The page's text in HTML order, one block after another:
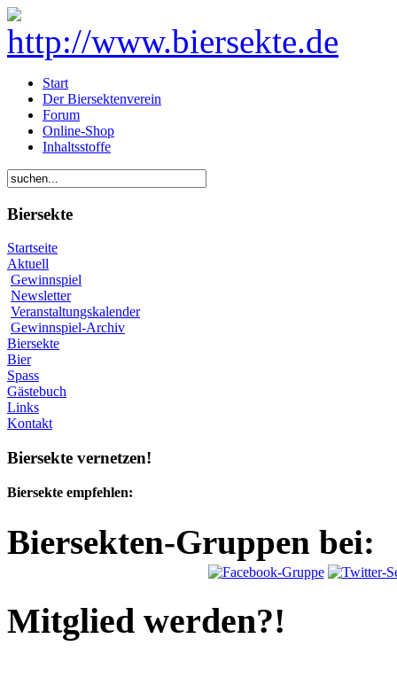
Start
Der Biersektenverein
Forum
Online-Shop
Inhaltsstoffe
Biersekte
Startseite
Aktuell
Gewinnspiel
Newsletter
Veranstaltungskalender
Gewinnspiel-Archiv
Biersekte
Bier
Spass
Gästebuch
Links
Kontakt
Biersekte vernetzen!
Biersekte empfehlen:
Biersekten-Gruppen bei:
Mitglied werden?!